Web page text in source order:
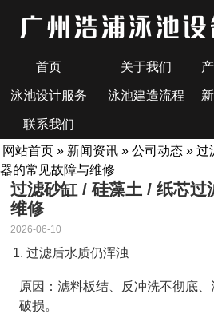
首页 关于我们
泳池设计服务 泳池建造流程
联系我们
网站首页 » 新闻资讯 » 公司动态 » 过
器的常见故障与维修
过滤砂缸 / 硅藻土 / 纸芯过
维修
2026-06-10
1. 过滤后水质仍浑浊
原因：滤料板结、反冲洗不彻底
破损。